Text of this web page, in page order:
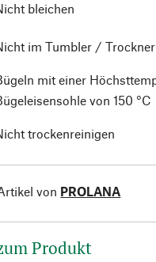
bleichen
im Tumbler /
mit einer
von 150 °C
trockenreinigen
von PROLANA
Produkt